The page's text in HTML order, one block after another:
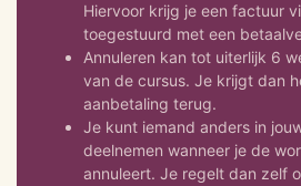
Hiervoor krijg je een factuur
toegestuurd met een
Annuleren kan tot uiterlijk 6
van de cursus. Je krijgt dan
aanbetaling terug.
Je kunt iemand anders in
deelnemen wanneer je de
annuleert. Je regelt dan zelf